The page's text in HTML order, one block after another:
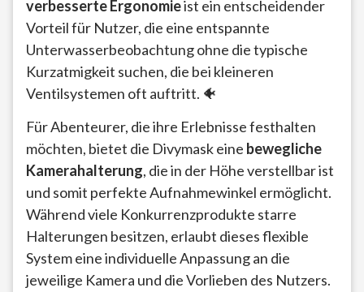
verbesserte Ergonomieist ein entscheidender
Vorteil für Nutzer, die eine entspannte
Unterwasserbeobachtung ohne die typische
Kurzatmigkeit suchen, die bei kleineren
Ventilsystemen oft auftritt. 🐠
Für Abenteurer, die ihre Erlebnisse festhalten
möchten, bietet die Divymask eine bewegliche
Kamerahalterung, die in der Höhe verstellbar ist
und somit perfekte Aufnahmewinkel ermöglicht.
Während viele Konkurrenzprodukte starre
Halterungen besitzen, erlaubt dieses flexible
System eine individuelle Anpassung an die
jeweilige Kamera und die Vorlieben des Nutzers.